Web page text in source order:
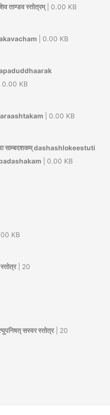
ताण्डव स्तोत्रम्| 0.00 KB
| 0.00 KB
aapaduddhaarak
| 0.00 KB
| 0.00 KB
साम्बदशकम् dashashlokeestuti
| 0.00 KB
KB
स्तोत्र| 20
सस्वर स्तोत्र| 20